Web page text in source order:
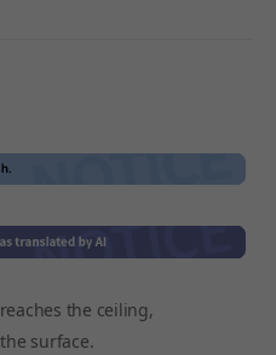
the ceiling,
surface.